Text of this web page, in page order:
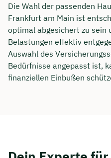
Die Wahl der passenden
Frankfurt am Main ist
optimal abgesichert zu sein
Belastungen effektiv
Auswahl des
Bedürfnisse angepasst ist,
finanziellen Einbußen
Meeting buchen